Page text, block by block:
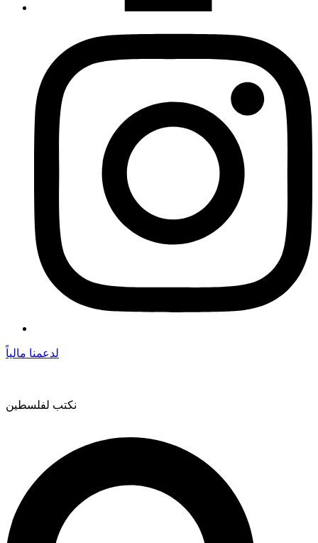
لدعمنا مالياً
نكتب لفلسطين